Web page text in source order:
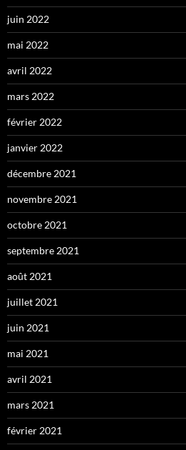
juin 2022
mai 2022
avril 2022
mars 2022
février 2022
janvier 2022
décembre 2021
novembre 2021
octobre 2021
septembre 2021
août 2021
juillet 2021
juin 2021
mai 2021
avril 2021
mars 2021
février 2021